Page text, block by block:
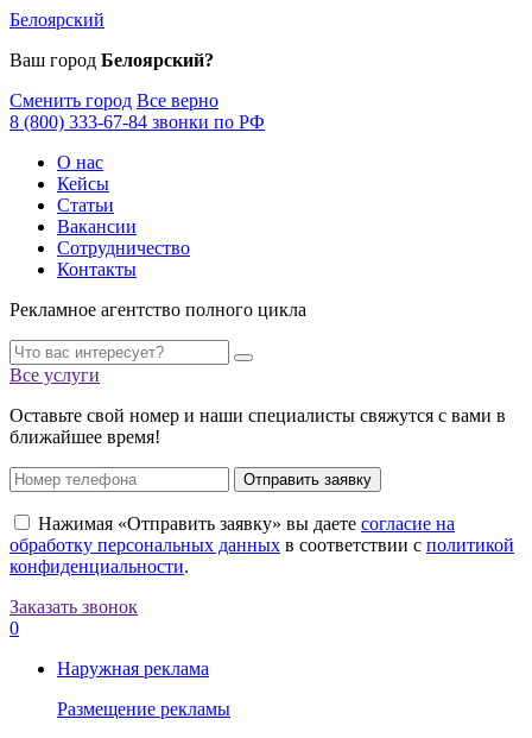
Белоярский
Ваш город Белоярский?
Сменить город Все верно
8 (800) 333-67-84 звонки по РФ
О нас
Кейсы
Статьи
Вакансии
Сотрудничество
Контакты
Рекламное агентство полного цикла
Все услуги
Оставьте свой номер и наши специалисты свяжутся с вами в
ближайшее время!
Отправить заявку
Нажимая «Отправить заявку» вы даете согласие на
обработку персональных данных в соответствии с политикой
конфиденциальности.
Заказать звонок
0
Наружная реклама
Размещение рекламы